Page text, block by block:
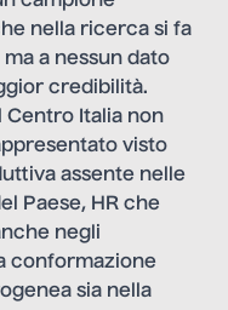
nella ricerca si fa
a nessun dato
credibilità.
Centro Italia non
visto
assente nelle
Paese, HR che
negli
conformazione
sia nella